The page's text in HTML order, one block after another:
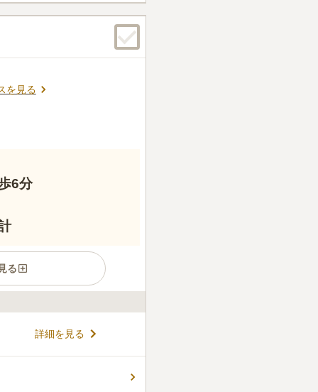
で厳かな雰囲気の境内
。お寺に頼んでおけばお花
す。
を見る
6分
る
備されていたりと、小さ
も利用いやすい施設にな
」と呼ばれ、病人が笹の
と霊験があるといわれる
詳細を見る